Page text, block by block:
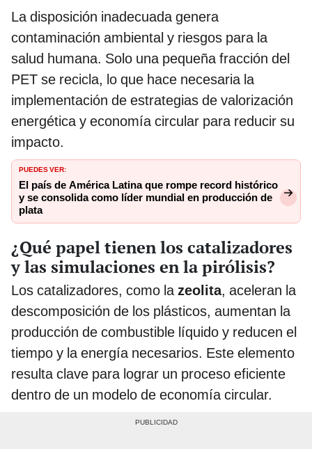
La disposición inadecuada genera
contaminación ambiental y riesgos para la
salud humana. Solo una pequeña fracción del
PET se recicla, lo que hace necesaria la
implementación de estrategias de valorización
energética y economía circular para reducir su
impacto.
PUEDES VER:
El país de América Latina que rompe record histórico
y se consolida como líder mundial en producción de
plata
¿Qué papel tienen los catalizadores
y las simulaciones en la pirólisis?
Los catalizadores, como la zeolita, aceleran la
descomposición de los plásticos, aumentan la
producción de combustible líquido y reducen el
tiempo y la energía necesarios. Este elemento
resulta clave para lograr un proceso eficiente
dentro de un modelo de economía circular.